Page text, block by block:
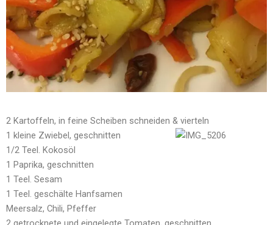
2 Kartoffeln, in feine Scheiben schneiden & vierteln
1 kleine Zwiebel, geschnitten
1/2 Teel. Kokosöl
1 Paprika, geschnitten
1 Teel. Sesam
1 Teel. geschälte Hanfsamen
Meersalz, Chili, Pfeffer